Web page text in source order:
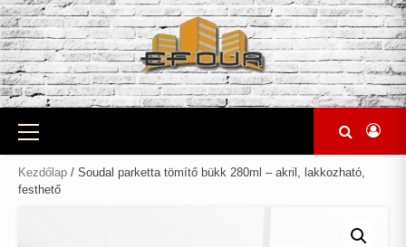
Skip
to
content
Primary
Menu
Kezdőlap / Soudal parketta tömítő bükk 280ml – akril, lakkozható,
festhető